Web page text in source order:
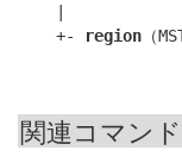
    +-
region
関連コマンド